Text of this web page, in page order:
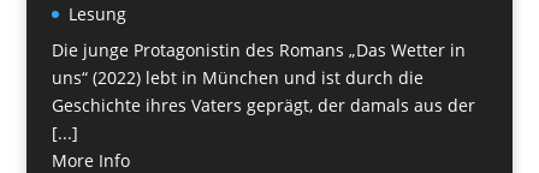
Lesung
Die junge Protagonistin des Romans „Das Wetter in
uns“ (2022) lebt in München und ist durch die
Geschichte ihres Vaters geprägt, der damals aus der
[...]
More Info